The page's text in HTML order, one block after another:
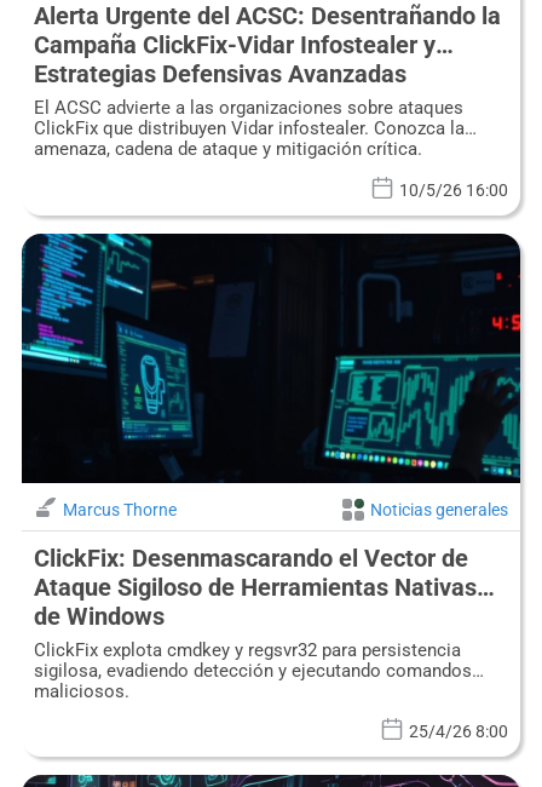
Alerta Urgente del ACSC: Desentrañando la
Campaña ClickFix-Vidar Infostealer y
Estrategias Defensivas Avanzadas
El ACSC advierte a las organizaciones sobre ataques
ClickFix que distribuyen Vidar infostealer. Conozca la
amenaza, cadena de ataque y mitigación crítica.
10/5/26 16:00
Marcus Thorne Noticias generales
ClickFix: Desenmascarando el Vector de
Ataque Sigiloso de Herramientas Nativas
de Windows
ClickFix explota cmdkey y regsvr32 para persistencia
sigilosa, evadiendo detección y ejecutando comandos
maliciosos.
25/4/26 8:00